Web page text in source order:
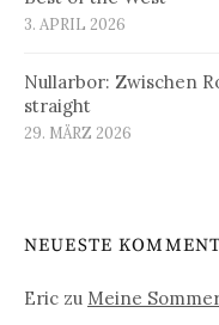
3. APRIL 2026
Nullarbor: Zwischen
straight
29. MÄRZ 2026
NEUESTE
Eric zu Meine